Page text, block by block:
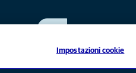
Impostazioni cookie